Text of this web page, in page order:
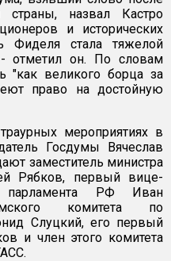
страны, назвал Кастро
и исторических
Фиделя стала тяжелой
отметил он. По словам
"как великого борца за
право на достойную
мероприятиях в
Госдумы Вячеслав
заместитель министра
Рябков, первый вице-
РФ Иван
комитета по
Слуцкий, его первый
и член этого комитета